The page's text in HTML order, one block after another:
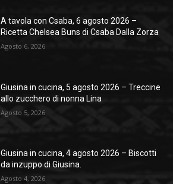
A tavola con Csaba, 6 agosto 2026 –
Ricetta Chelsea Buns di Csaba Dalla Zorza
Agosto 6, 2026
Giusina in cucina, 5 agosto 2026 – Treccine
allo zucchero di nonna Lina
Agosto 5, 2026
Giusina in cucina, 4 agosto 2026 – Biscotti
da inzuppo di Giusina.
Agosto 4, 2026